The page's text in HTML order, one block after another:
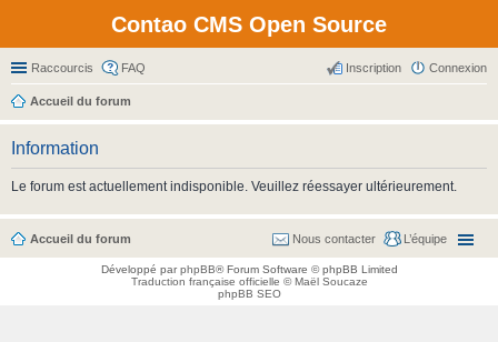
Contao CMS Open Source
Raccourcis FAQ Connexion
Inscription
Accueil du forum
Information
Le forum est actuellement indisponible. Veuillez réessayer ultérieurement.
Accueil du forum L’équipe
Nous contacter
Développé parphpBB® Forum Software © phpBB Limited
Traduction française officielle ©Maël Soucaze
phpBB SEO